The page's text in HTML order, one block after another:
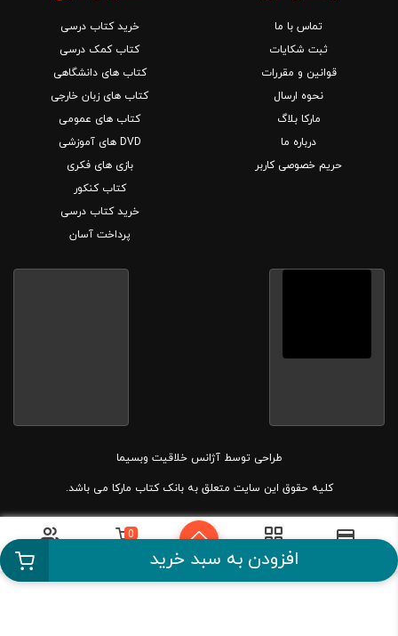
افزودن به سبد خرید
تماس با ما
ثبت شکایات
قوانین و مقررات
نحوه ارسال
مارکا بلاگ
درباره ما
حریم خصوصی کاربر
خرید کتاب درسی
کتاب کمک درسی
کتاب های دانشگاهی
کتاب های زبان خارجی
کتاب های عمومی
DVD های آموزشی
بازی های فکری
کتاب کنکور
خرید کتاب درسی
پرداخت آسان
طراحی توسطآژانس خلاقیت وبسیما
کلیه حقوق این سایت متعلق به بانک کتاب مارکا می باشد.
دسته بندی
0
حساب کاربری